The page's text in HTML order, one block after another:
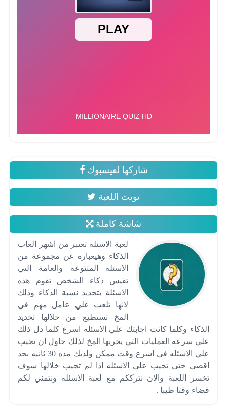
شاركها لفيسبوك
تويت اللعبة
شاشة كاملة
لعبة الاسئلة تعتبر من اشهر العاب
الذكاء وهيعبارة عن مجموعة من
الاسئلة المتنوعة والعامة التي
تقيس ذكاء الشخص تقوم هذه
الاسئلة بتحديد نسبة الذكاء وذلك
لانها تلعب علي عامل مهم في
المخ تستطيع من خلالها تحديد
الذكاء وكلما كانت اجابتك علي الاسئله اسرع كلما دل ذلك
علي سرعه العمليات التي يجريها المخ لذلك حاول ان تجيب
علي الاسئله في اسرع وقت ممكن ولديك مده 30 ثانيه بحد
اقصي حتي تجيب علي الاسئله اذا لم تجيب خلالها سوف
تخسر اللعبة والان نترككم مع لعبة الاسئله ونتمني لكم
قضاء وقتا طيبا .